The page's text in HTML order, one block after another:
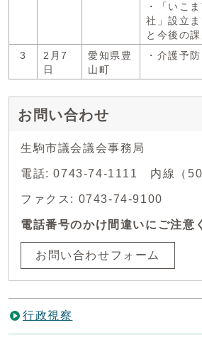
・「いこ
社」設立
と今後の
3
2月7
日
愛知県豊
山町
・介護予
お問い合わせ
生駒市議会議会事務局
電話: 0743-74-1111 内線（
ファクス: 0743-74-9100
電話番号のかけ間違いにご注意
お問い合わせフォーム
行政視察